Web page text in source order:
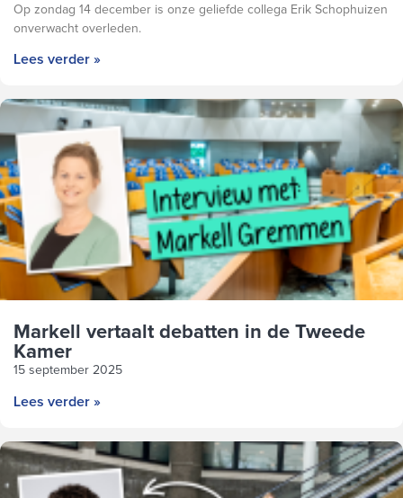
Op zondag 14 december is onze geliefde collega Erik Schophuizen
onverwacht overleden.
Lees verder »
Markell vertaalt debatten in de Tweede
Kamer
15 september 2025
Lees verder »